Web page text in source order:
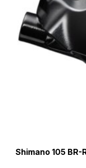
Shimano 105